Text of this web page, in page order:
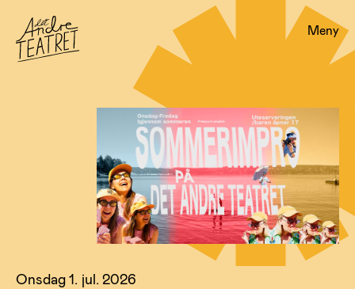
Meny
Onsdag 1. jul. 2026